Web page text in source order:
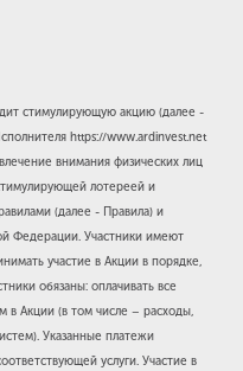
стимулирующую акцию (далее -
https://www.ardinvest.net
внимания физических лиц
лотереей и
(далее - Правила) и
Федерации. Участники имеют
участие в Акции в порядке,
обязаны: оплачивать все
в Акции (в том числе – расходы,
Указанные платежи
услуги. Участие в